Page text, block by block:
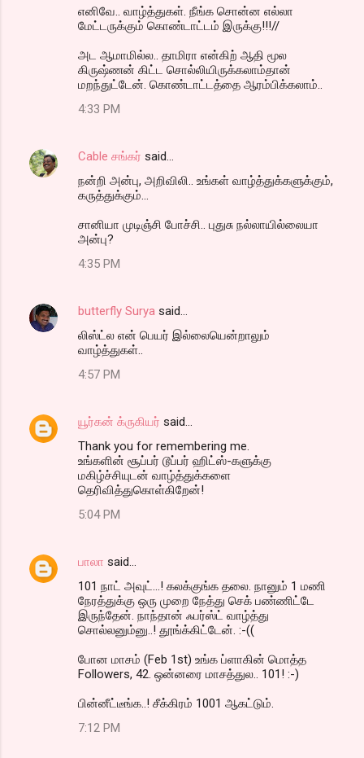
எனிவே.. வாழ்த்துகள். நீங்க சொன்ன எல்லா
மேட்டருக்கும் கொண்டாட்டம் இருக்கு!!!//
அட ஆமாமில்ல.. தாமிரா என்கிற் ஆதி மூல
கிருஷ்ணன் கிட்ட சொல்லியிருக்கலாம்தான்
மறந்துட்டேன். கொண்டாட்டத்தை ஆரம்பிக்கலாம்..
4:33 PM
Cable சங்கர் said…
நன்றி அன்பு, அறிவிலி.. உங்கள் வாழ்த்துக்களுக்கும்,
கருத்துக்கும்...
சானியா முடிஞ்சி போச்சி.. புதுசு நல்லாயில்லையா
அன்பு?
4:35 PM
butterfly Surya said…
லிஸ்ட்ல என் பெயர் இல்லையென்றாலும்
வாழ்த்துகள்..
4:57 PM
யூர்கன் க்ருகியர் said…
Thank you for remembering me.
உங்களின் சூப்பர் டூப்பர் ஹிட்ஸ்-களுக்கு
மகிழ்ச்சியுடன் வாழ்த்துக்களை
தெரிவித்துகொள்கிறேன்!
5:04 PM
பாலா said…
101 நாட் அவுட்...! கலக்குங்க தலை. நானும் 1 மணி
நேரத்துக்கு ஒரு முறை நேத்து செக் பண்ணிட்டே
இருந்தேன். நாந்தான் ஃபர்ஸ்ட் வாழ்த்து
சொல்லனும்னு..! தூங்க்கிட்டேன். :-((
போன மாசம் (Feb 1st) உங்க ப்ளாகின் மொத்த
Followers, 42. ஒன்னரை மாசத்துல.. 101! :-)
பின்னீட்டீங்க..! சீக்கிரம் 1001 ஆகட்டும்.
7:12 PM